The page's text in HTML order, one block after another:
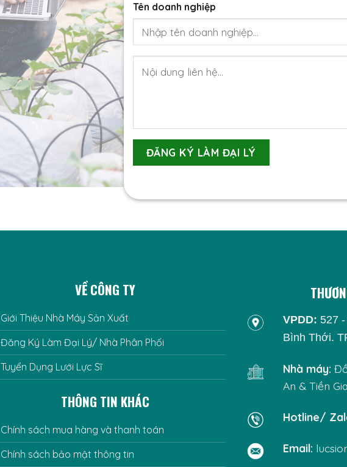
Tên doanh nghiệp
VỀ CÔNG TY
Giới Thiệu Nhà Máy Sản Xuất
Đăng Ký Làm Đại Lý/ Nhà Phân Phối
Tuyển Dụng Lưới Lực Sĩ
THÔNG TIN KHÁC
Chính sách mua hàng và thanh toán
Chính sách bảo mật thông tin
VPDD: 527
Bình Thới.
Nhà máy:
An & Tiền
Hotline/
Email: